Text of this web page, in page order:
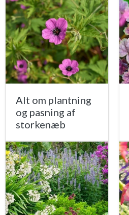
Alt om plantning
og pasning af
storkenæb